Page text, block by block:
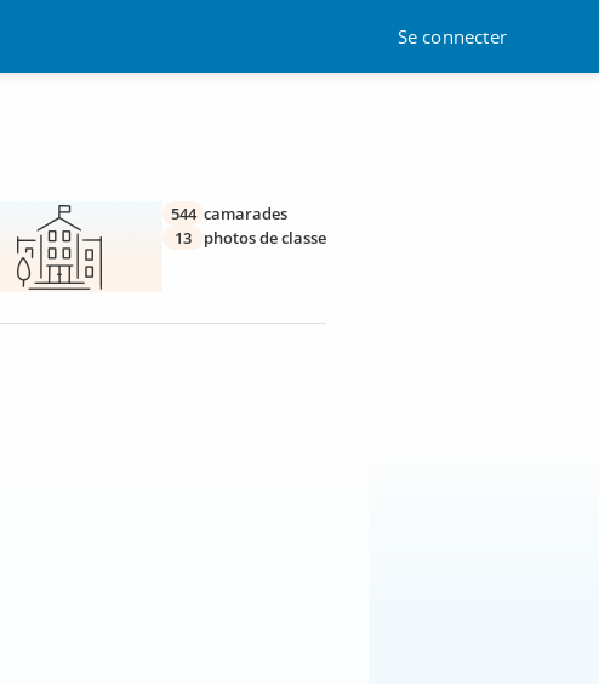
Se connecter
544 camarades
13
photos de classe